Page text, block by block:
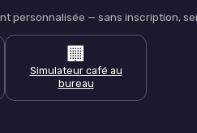
personnalisée — sans inscription,
🏢
Simulateur café au
bureau